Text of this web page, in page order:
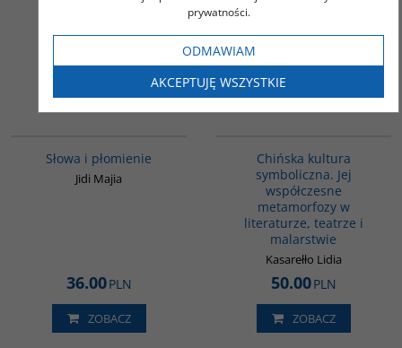
Słowa i płomienie
Jidi Majia
36.00PLN
ZOBACZ
Chińska kultura
symboliczna. Jej
współczesne
metamorfozy w
literaturze, teatrze i
malarstwie
Kasarełło Lidia
50.00PLN
ZOBACZ
prywatności.
ODMAWIAM
AKCEPTUJĘ WSZYSTKIE